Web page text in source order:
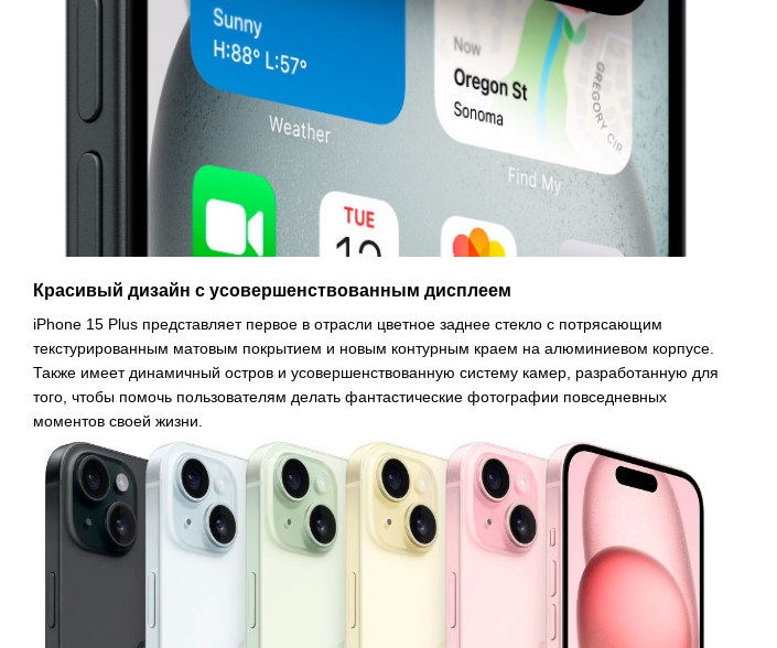
Красивый дизайн с усовершенствованным дисплеем
iPhone 15 Plus представляет первое в отрасли цветное заднее стекло с потрясающим
текстурированным матовым покрытием и новым контурным краем на алюминиевом корпусе.
Также имеет динамичный остров и усовершенствованную систему камер, разработанную для
того, чтобы помочь пользователям делать фантастические фотографии повседневных
моментов своей жизни.